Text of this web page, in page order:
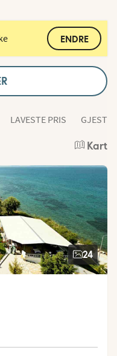
ENDRE
LAVESTE PRIS
Kart
24
gjester: 4.149/5
Tripadvisor: 4.4 of 5